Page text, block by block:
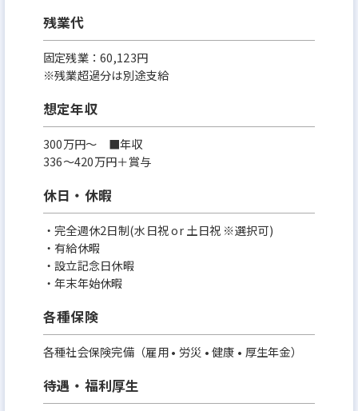
残業代
固定残業：60,123円
※残業超過分は別途支給
想定年収
300万円〜 ■年収
336～420万円＋賞与
休日・休暇
・完全週休2日制(水日祝 or 土日祝 ※選択可)
・有給休暇
・設立記念日休暇
・年末年始休暇
各種保険
各種社会保険完備（雇用 • 労災 • 健康 • 厚生年金）
待遇・福利厚生